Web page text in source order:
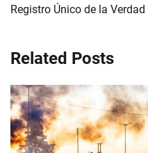
Registro Único de la Verdad
Related Posts